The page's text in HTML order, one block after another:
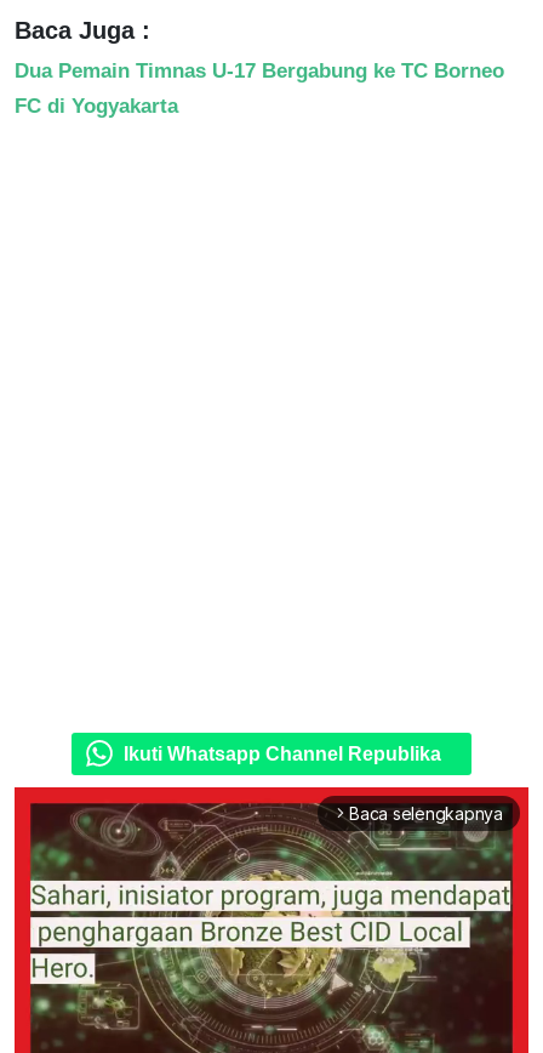
Baca Juga :
Dua Pemain Timnas U-17 Bergabung ke TC Borneo
FC di Yogyakarta
Ikuti Whatsapp Channel Republika
arrow_forward_ios Baca selengkapnya